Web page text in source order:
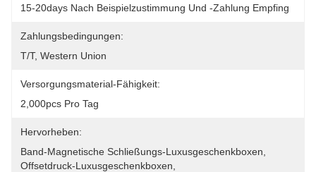
15-20days Nach Beispielzustimmung Und -zahlung Empfing
Zahlungsbedingungen:
T/T, Western Union
Versorgungsmaterial-Fähigkeit:
2,000pcs Pro Tag
Hervorheben:
Band-Magnetische Schließungs-Luxusgeschenkboxen
Offsetdruck-Luxusgeschenkboxen